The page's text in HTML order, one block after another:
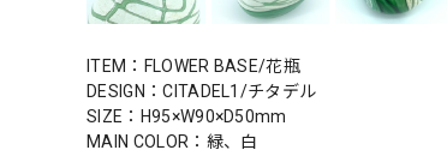
ITEM：FLOWER BASE/花瓶
DESIGN：CITADEL1/チタデル
SIZE：H95×W90×D50mm
MAIN COLOR：緑、白